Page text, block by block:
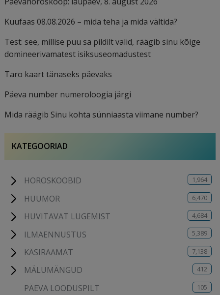
Kuufaas 08.08.2026 – mida teha ja mida vältida?
Test: see, millise puu sa pildilt valid, räägib sinu kõige
domineerivamatest isiksuseomadustest
Taro kaart tänaseks päevaks
Päeva number numeroloogia järgi
Mida räägib Sinu kohta sünniaasta viimane number?
KATEGOORIAD
HOROSKOOBID 1,964
HUUMOR 6,470
HUVITAVAT LUGEMIST 4,684
ILMAENNUSTUS 5,389
KÄSIRAAMAT 7,138
MÄLUMÄNGUD 412
PÄEVA LOODUSPILT 105